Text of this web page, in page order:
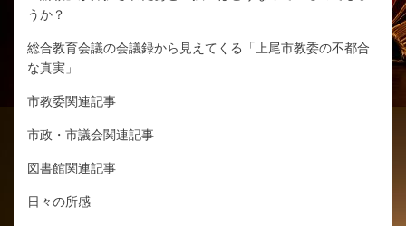
うか？
総合教育会議の会議録から見えてくる「上尾市教委の不都合
な真実」
市教委関連記事
市政・市議会関連記事
図書館関連記事
日々の所感